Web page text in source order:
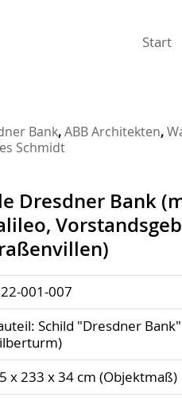
Start
Bank,ABB Architekten,
Schmidt
Dresdner Bank
001-007
Schild "Dresdner Bank"
x 233 x 34 cm (Objektmaß)